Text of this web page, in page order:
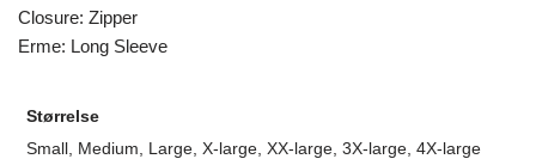
Closure: Zipper
Erme: Long Sleeve
Størrelse
Small, Medium, Large, X-large, XX-large, 3X-large, 4X-large